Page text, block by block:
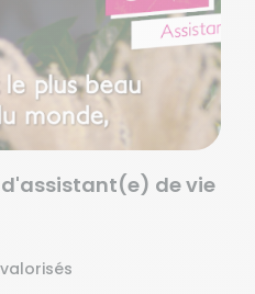
d'assistant(e) de vie